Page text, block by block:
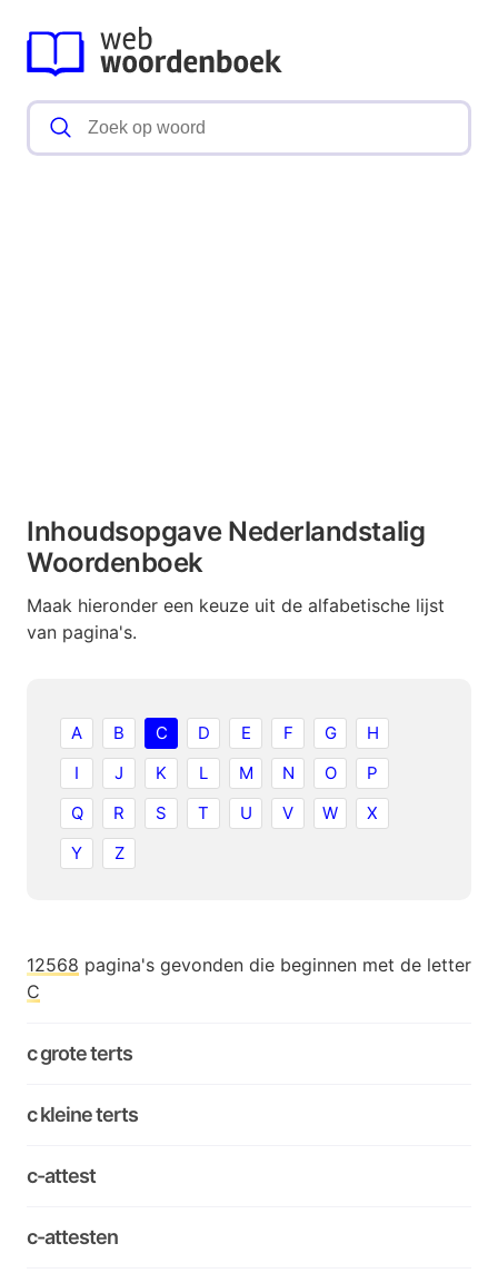
Inhoudsopgave Nederlandstalig
Woordenboek
Maak hieronder een keuze uit de alfabetische lijst
van pagina's.
A B C D E F G
H
I
J K L M N O
P
Q
R S T U V W
X
Y
Z
12568 pagina's gevonden die beginnen met de letter
C
c grote terts
c kleine terts
c-attest
c-attesten